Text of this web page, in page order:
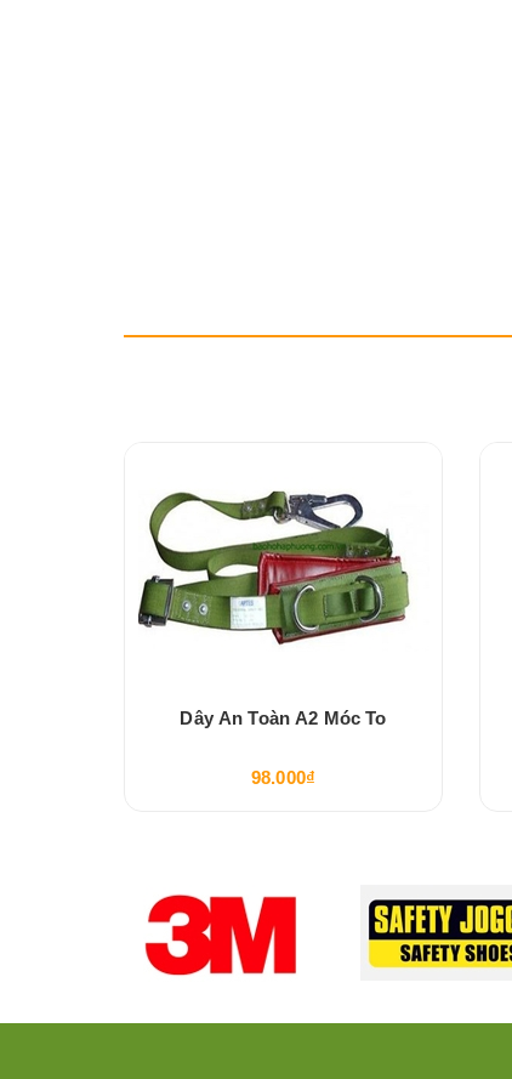
Dây An Toàn A2 Móc To
98.000₫